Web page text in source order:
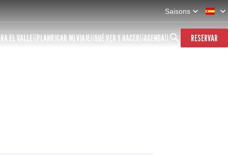
Saisons
EL VALLE PLANIFICAR MI VIAJE QUÉ VER Y HACER AGENDA RESERVAR